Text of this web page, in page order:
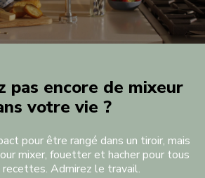
pas encore de mixeur
votre vie ?
pour être rangé dans un tiroir, mais
mixer, fouetter et hacher pour tous
Admirez le travail.